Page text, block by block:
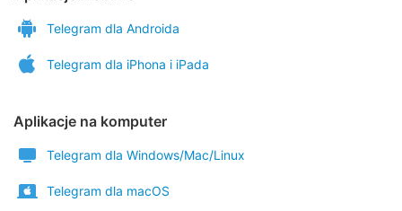
Telegram dla Androida
Telegram dla iPhona i iPada
Aplikacje na komputer
Telegram dla Windows/Mac/Linux
Telegram dla macOS